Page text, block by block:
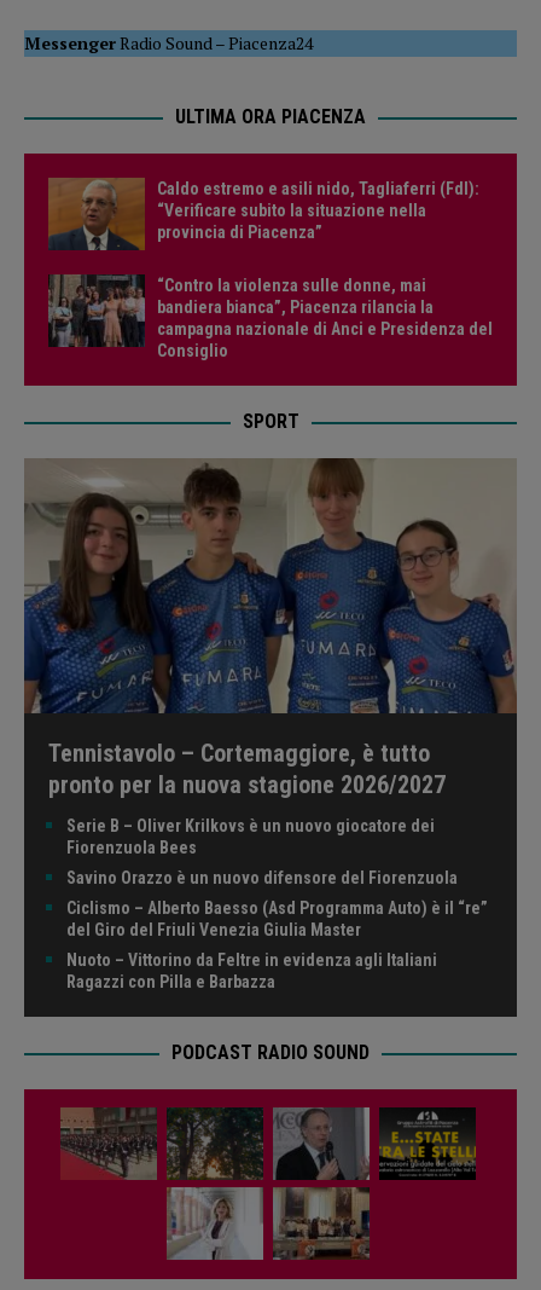
MessengerRadio Sound–Piacenza24
ULTIMA ORA PIACENZA
Caldo estremo e asili nido, Tagliaferri (FdI):
“Verificare subito la situazione nella
provincia di Piacenza”
“Contro la violenza sulle donne, mai
bandiera bianca”, Piacenza rilancia la
campagna nazionale di Anci e Presidenza del
Consiglio
SPORT
Tennistavolo – Cortemaggiore, è tutto
pronto per la nuova stagione 2026/2027
Serie B – Oliver Krilkovs è un nuovo giocatore dei
Fiorenzuola Bees
Savino Orazzo è un nuovo difensore del Fiorenzuola
Ciclismo – Alberto Baesso (Asd Programma Auto) è il “re”
del Giro del Friuli Venezia Giulia Master
Nuoto – Vittorino da Feltre in evidenza agli Italiani
Ragazzi con Pilla e Barbazza
PODCAST RADIO SOUND